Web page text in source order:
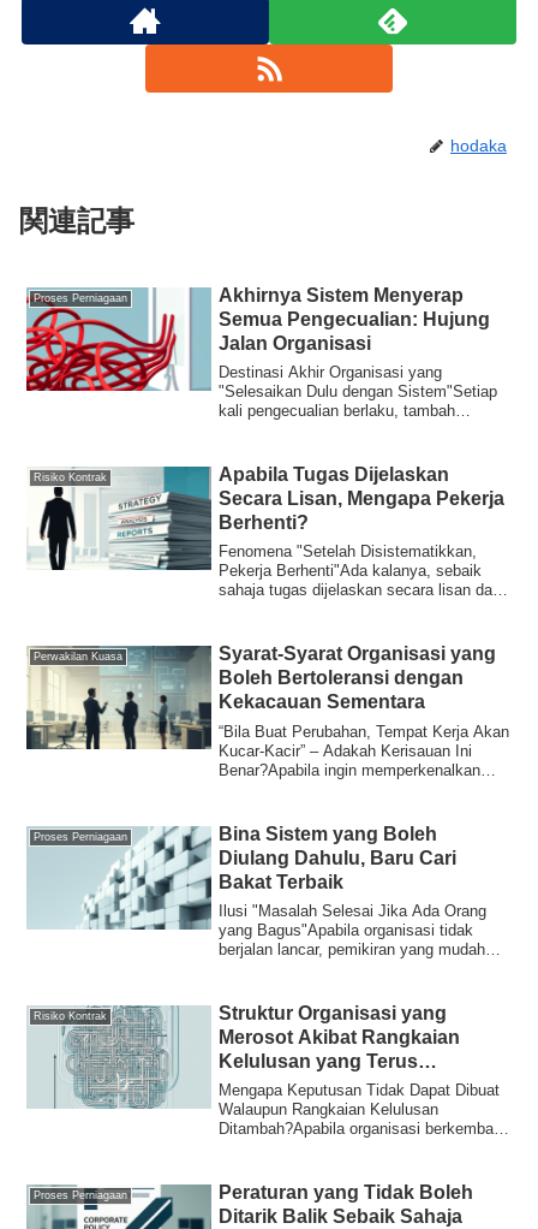
hodaka
関連記事
Proses Perniagaan
Akhirnya Sistem Menyerap
Semua Pengecualian: Hujung
Jalan Organisasi
Destinasi Akhir Organisasi yang
"Selesaikan Dulu dengan Sistem"Setiap
kali pengecualian berlaku, tambah
Risiko Kontrak
Apabila Tugas Dijelaskan
Secara Lisan, Mengapa Pekerja
Berhenti?
Fenomena "Setelah Disistematikkan,
Pekerja Berhenti"Ada kalanya, sebaik
sahaja tugas dijelaskan secara lisan dan
Perwakilan Kuasa
Syarat-Syarat Organisasi yang
Boleh Bertoleransi dengan
Kekacauan Sementara
“Bila Buat Perubahan, Tempat Kerja Akan
Kucar-Kacir” – Adakah Kerisauan Ini
Benar?Apabila ingin memperkenalkan
Proses Perniagaan
Bina Sistem yang Boleh
Diulang Dahulu, Baru Cari
Bakat Terbaik
Ilusi "Masalah Selesai Jika Ada Orang
yang Bagus"Apabila organisasi tidak
berjalan lancar, pemikiran yang mudah
Risiko Kontrak
Struktur Organisasi yang
Merosot Akibat Rangkaian
Kelulusan yang Terus
Bertambah
Mengapa Keputusan Tidak Dapat Dibuat
Walaupun Rangkaian Kelulusan
Ditambah?Apabila organisasi berkembang
Proses Perniagaan
Peraturan yang Tidak Boleh
Ditarik Balik Sebaik Sahaja